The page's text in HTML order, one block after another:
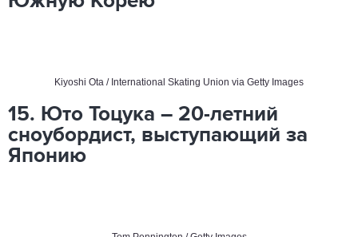
Kiyoshi Ota / International Skating Union via Getty Images
15. Юто Тоцука – 20-летний
сноубордист, выступающий за
Японию